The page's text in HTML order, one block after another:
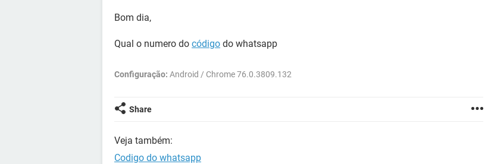
Bom dia,
Qual o numero do código do whatsapp
Configuração: Android / Chrome 76.0.3809.132
Share
Veja também:
Codigo do whatsapp